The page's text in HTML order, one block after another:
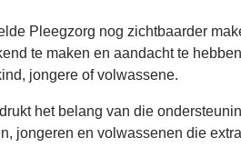
Pleegzorg nog zichtbaarder
te maken en aandacht te
jongere of volwassene.
het belang van die
jongeren en volwassenen die